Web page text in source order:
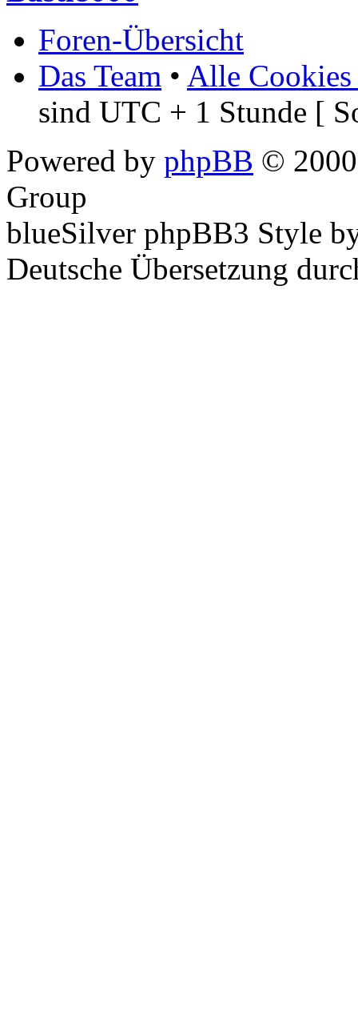
Foren-Übersicht
Das Team • Alle Cookies
sind UTC + 1 Stunde [
Powered by phpBB ©
Group
blueSilver phpBB3 Style
Deutsche Übersetzung